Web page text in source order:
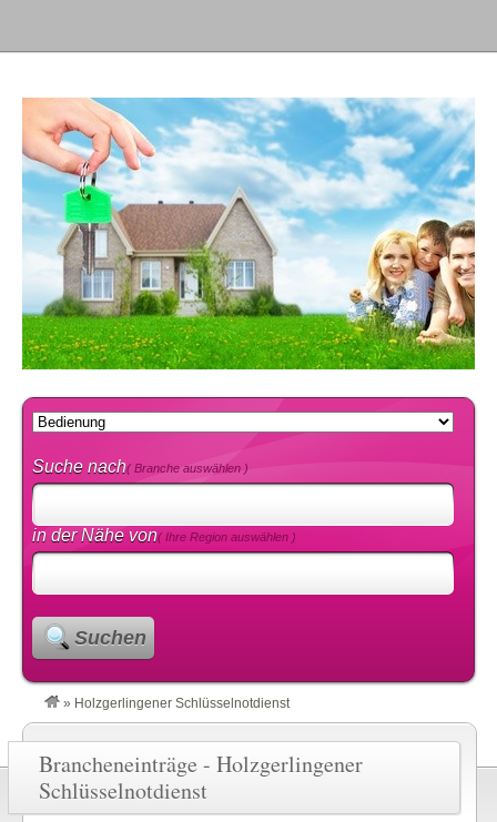
Suche nach( Branche auswählen )
in der Nähe von( Ihre Region auswählen )
Suchen
» Holzgerlingener Schlüsselnotdienst
Brancheneinträge - Holzgerlingener
Schlüsselnotdienst